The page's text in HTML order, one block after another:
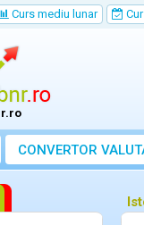
Curs mediu lunar
CONVERTOR